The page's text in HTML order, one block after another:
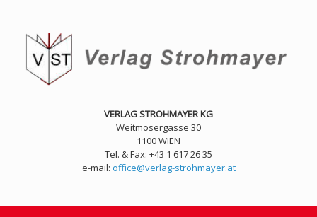
springen
VERLAG STROHMAYER KG
Weitmosergasse 30
1100 WIEN
Tel. & Fax: +43 1 617 26 35
e-mail: office@verlag-strohmayer.at